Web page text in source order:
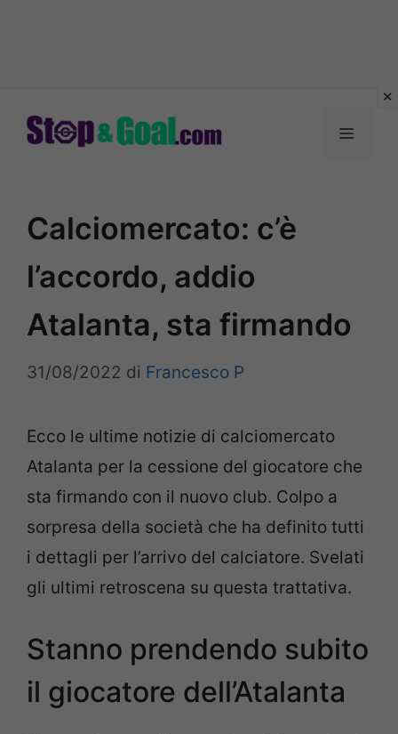
Menu
Calciomercato: c’è
l’accordo, addio
Atalanta, sta firmando
31/08/2022 di Francesco P
Ecco le ultime notizie di calciomercato
Atalanta per la cessione del giocatore che
sta firmando con il nuovo club. Colpo a
sorpresa della società che ha definito tutti
i dettagli per l’arrivo del calciatore. Svelati
gli ultimi retroscena su questa trattativa.
Stanno prendendo subito
il giocatore dell’Atalanta